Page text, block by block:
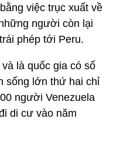
việc trục xuất về
người còn lại
phép tới Peru.
là quốc gia có số
sống lớn thứ hai chỉ
người Venezuela
di cư vào năm